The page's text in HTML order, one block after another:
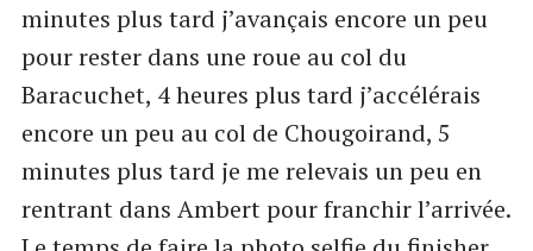
minutes plus tard j’avançais encore un peu
pour rester dans une roue au col du
Baracuchet, 4 heures plus tard j’accélérais
encore un peu au col de Chougoirand, 5
minutes plus tard je me relevais un peu en
rentrant dans Ambert pour franchir l’arrivée.